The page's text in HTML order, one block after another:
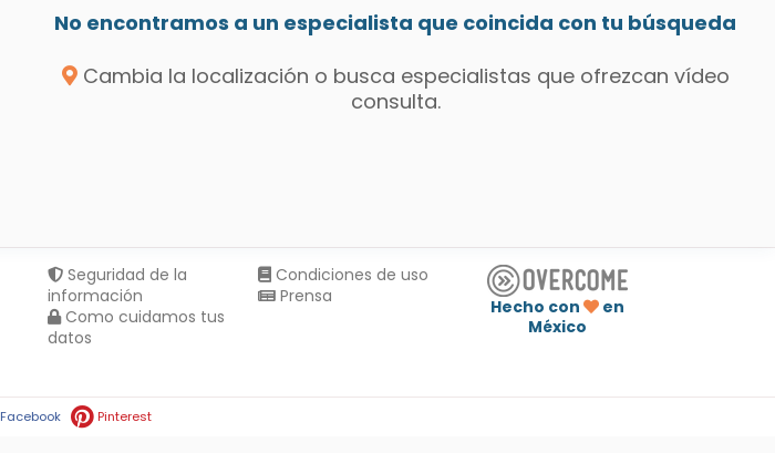
No encontramos a un especialista que coincida con tu búsqueda
Cambia la localización o busca especialistas que ofrezcan vídeo
consulta.
Seguridad de la
información
Como cuidamos tus
datos
Condiciones de uso
Prensa
Hecho con
en
México
Facebook Pinterest